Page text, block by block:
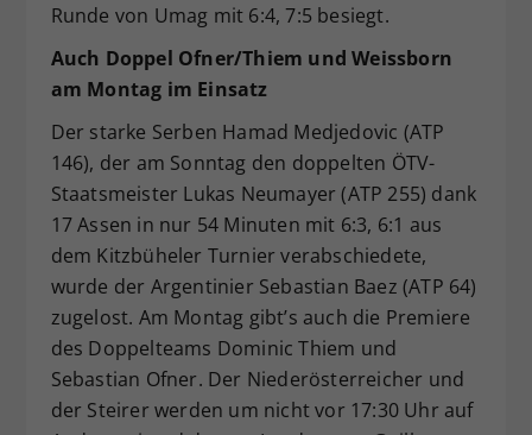
Runde von Umag mit 6:4, 7:5 besiegt.
Auch Doppel Ofner/Thiem und Weissborn
am Montag im Einsatz
Der starke Serben Hamad Medjedovic (ATP
146), der am Sonntag den doppelten ÖTV-
Staatsmeister Lukas Neumayer (ATP 255) dank
17 Assen in nur 54 Minuten mit 6:3, 6:1 aus
dem Kitzbüheler Turnier verabschiedete,
wurde der Argentinier Sebastian Baez (ATP 64)
zugelost. Am Montag gibt’s auch die Premiere
des Doppelteams Dominic Thiem und
Sebastian Ofner. Der Niederösterreicher und
der Steirer werden um nicht vor 17:30 Uhr auf